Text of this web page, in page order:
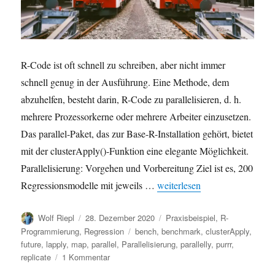
R-Code ist oft schnell zu schreiben, aber nicht immer
schnell genug in der Ausführung. Eine Methode, dem
abzuhelfen, besteht darin, R-Code zu parallelisieren, d. h.
mehrere Prozessorkerne oder mehrere Arbeiter einzusetzen.
Das parallel-Paket, das zur Base-R-Installation gehört, bietet
mit der clusterApply()-Funktion eine elegante Möglichkeit.
Parallelisierung: Vorgehen und Vorbereitung Ziel ist es, 200
Regressionsmodelle mit jeweils …„R-Code parallelisieren mit
weiterlesen
Autor
Wolf Riepl
Veröffentlicht
am
28. Dezember 2020 Kategorien
Praxisbeispiel, R-
Programmierung, Regression Schlagwörter
bench,benchmark,clusterApply,
future, lapply, map,parallel, Parallelisierung,parallelly,purrr,
replicate
1 Kommentarzu